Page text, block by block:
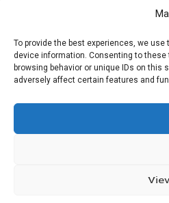
To provide the best experiences, we
device information. Consenting to
browsing behavior or unique IDs on
adversely affect certain features and